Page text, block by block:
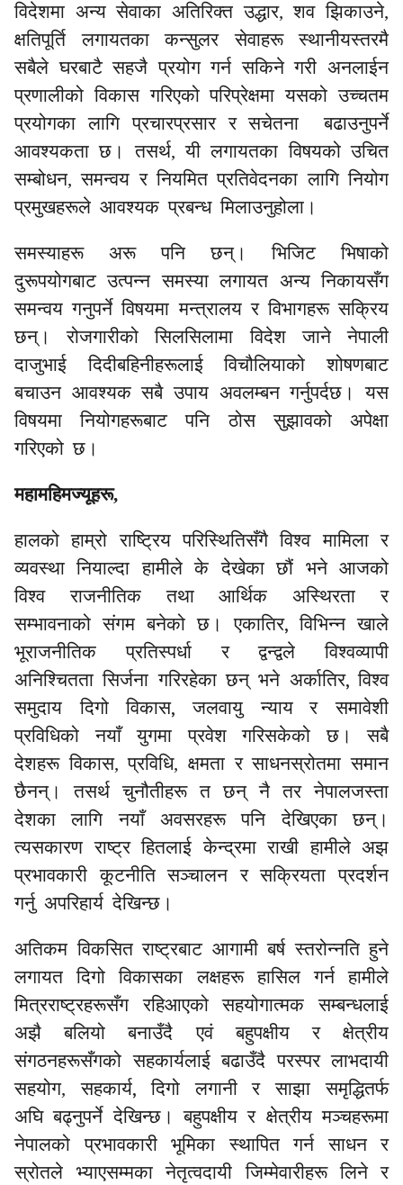
विदेशमा अन्य सेवाका अतिरिक्त उद्धार, शव झिकाउने,
क्षतिपूर्ति लगायतका कन्सुलर सेवाहरू स्थानीयस्तरमै
सबैले घरबाटै सहजै प्रयोग गर्न सकिने गरी अनलाईन
प्रणालीको विकास गरिएको परिप्रेक्षमा यसको उच्चतम
प्रयोगका लागि प्रचारप्रसार र सचेतना बढाउनुपर्ने
आवश्यकता छ। तसर्थ, यी लगायतका विषयको उचित
सम्बोधन, समन्वय र नियमित प्रतिवेदनका लागि नियोग
प्रमुखहरूले आवश्यक प्रबन्ध मिलाउनुहोला।
समस्याहरू अरू पनि छन्। भिजिट भिषाको
दुरूपयोगबाट उत्पन्न समस्या लगायत अन्य निकायसँग
समन्वय गनुपर्ने विषयमा मन्त्रालय र विभागहरू सक्रिय
छन्। रोजगारीको सिलसिलामा विदेश जाने नेपाली
दाजुभाई दिदीबहिनीहरूलाई विचौलियाको शोषणबाट
बचाउन आवश्यक सबै उपाय अवलम्बन गर्नुपर्दछ। यस
विषयमा नियोगहरूबाट पनि ठोस सुझावको अपेक्षा
गरिएको छ।
महामहिमज्यूहरू,
हालको हाम्रो राष्ट्रिय परिस्थितिसँगै विश्व मामिला र
व्यवस्था नियाल्दा हामीले के देखेका छौं भने आजको
विश्व राजनीतिक तथा आर्थिक अस्थिरता र
सम्भावनाको संगम बनेको छ। एकातिर,विभिन्न खाले
भूराजनीतिक प्रतिस्पर्धा र
द्वन्द्वले विश्वव्यापी
अनिश्चितता सिर्जना गरिरहेका छन् भने अर्कातिर,विश्व
समुदाय दिगो विकास,जलवायु न्याय
र समावेशी
प्रविधिको नयाँ युगमा प्रवेश गरिसकेको छ। सबै
देशहरू विकास, प्रविधि, क्षमता र साधनस्रोतमा समान
छैनन्। तसर्थ चुनौतीहरू त छन् नै तर नेपालजस्ता
देशका लागि नयाँ अवसरहरू पनि देखिएका छन्।
त्यसकारण राष्ट्र हितलाई केन्द्रमा राखी हामीले अझ
प्रभावकारी कूटनीति सञ्चालन र सक्रियता प्रदर्शन
गर्नु अपरिहार्य देखिन्छ।
अतिकम विकसित राष्ट्रबाट आगामी बर्ष स्तरोन्नति हुने
लगायत दिगो विकासका लक्षहरू हासिल गर्न हामीले
मित्रराष्ट्रहरूसँग रहिआएको सहयोगात्मक सम्बन्धलाई
अझै बलियो बनाउँदै एवं बहुपक्षीय र क्षेत्रीय
संगठनहरूसँगको सहकार्यलाई बढाउँदै परस्पर लाभदायी
सहयोग, सहकार्य,दिगो लगानी र साझा समृद्धितर्फ
अघि बढ्नुपर्ने देखिन्छ। बहुपक्षीय र क्षेत्रीय मञ्चहरूमा
नेपालको प्रभावकारी भूमिका स्थापित गर्न साधन र
स्रोतले भ्याएसम्मका नेतृत्वदायी जिम्मेवारीहरू लिने र